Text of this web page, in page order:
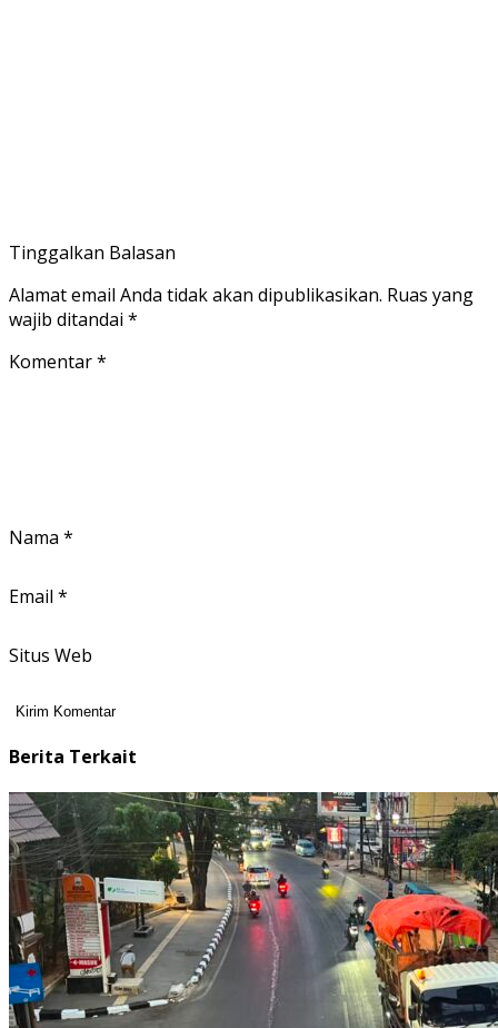
Tinggalkan Balasan
Alamat email Anda tidak akan dipublikasikan. Ruas yang
wajib ditandai *
Komentar*
Nama *
Email *
Situs Web
Berita Terkait